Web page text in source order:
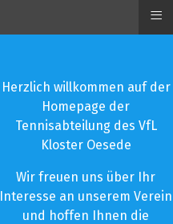
Herzlich willkommen auf der
Homepage der
Tennisabteilung des VfL
Kloster Oesede
Wir freuen uns über Ihr
Interesse an unserem Verein
und hoffen Ihnen die
≡